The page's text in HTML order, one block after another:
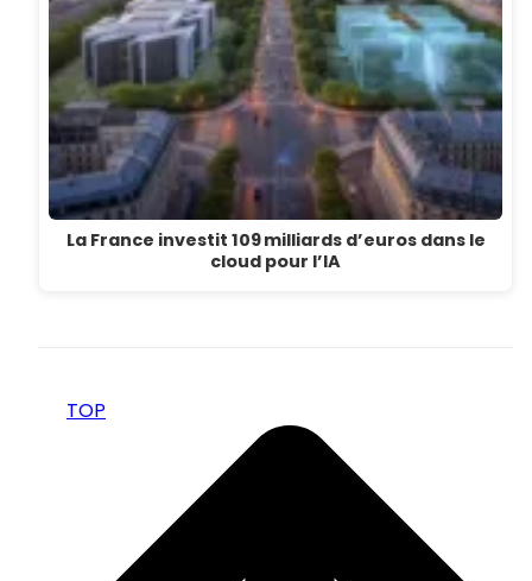
La France investit 109 milliards d’euros dans le
cloud pour l’IA
TOP